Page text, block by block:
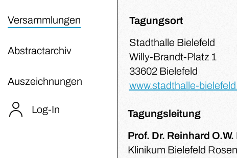
Versammlungen
Abstractarchiv
Auszeichnungen
Log-In
Tagungsort
Stadthalle Bielefeld
Willy-Brandt-Platz 1
33602 Bielefeld
www.stadthalle-
Tagungsleitung
Prof. Dr. Reinhard
Klinikum Bielefeld